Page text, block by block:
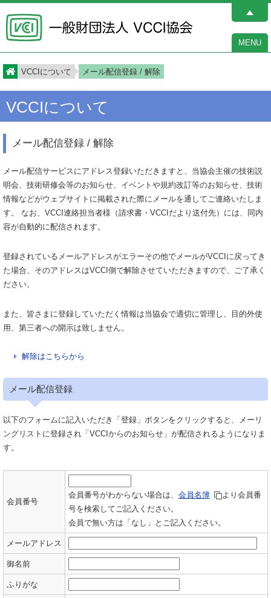
MENU
VCCIについて メール配信登録 / 解除
VCCIについて
メール配信登録 / 解除
メール配信サービスにアドレス登録いただきますと、当協会主催の技術説
明会、技術研修会等のお知らせ、イベントや規約改訂等のお知らせ、技術
情報などがウェブサイトに掲載された際にメールを通してご連絡いたしま
す。 なお、VCCI連絡担当者様（請求書・VCCIだより送付先）には、同内
容が自動的に配信されます。
登録されているメールアドレスがエラーその他でメールがVCCIに戻ってき
た場合、そのアドレスはVCCI側で解除させていただきますので、ご了承く
ださい。
また、皆さまに登録していただく情報は当協会で適切に管理し、目的外使
用、第三者への開示は致しません。
解除はこちらから
メール配信登録
以下のフォームに記入いただき「登録」ボタンをクリックすると、メーリ
ングリストに登録され「VCCIからのお知らせ」が配信されるようになりま
す。
会員番号
会員番号がわからない場合は、 会員名簿
より会員番
号を検索してご記入ください。
会員で無い方は「なし」とご記入ください。
メールアドレス
御名前
ふりがな